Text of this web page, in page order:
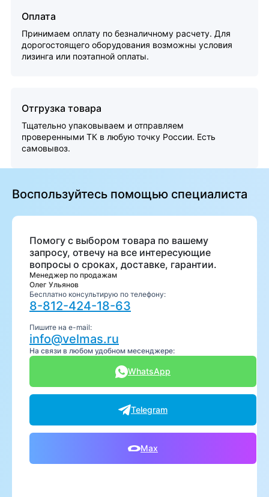
Оплата
Принимаем оплату по безналичному расчету. Для
дорогостоящего оборудования возможны условия
лизинга или поэтапной оплаты.
Отгрузка товара
Тщательно упаковываем и отправляем
проверенными ТК в любую точку России. Есть
самовывоз.
Воспользуйтесь помощью специалиста
Помогу с выбором товара по вашему
запросу, отвечу на все интересующие
вопросы о сроках, доставке, гарантии.
Менеджер по продажам
Олег Ульянов
Бесплатно консультирую по телефону:
8-812-424-18-63
Пишите на e-mail:
info@velmas.ru
На связи в любом удобном месенджере:
WhatsApp
Telegram
Max